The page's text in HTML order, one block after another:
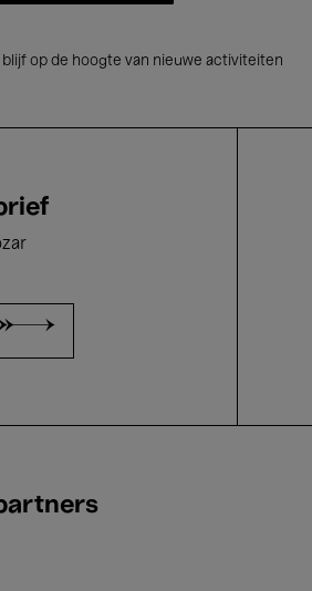
op de hoogte van nieuwe activiteiten